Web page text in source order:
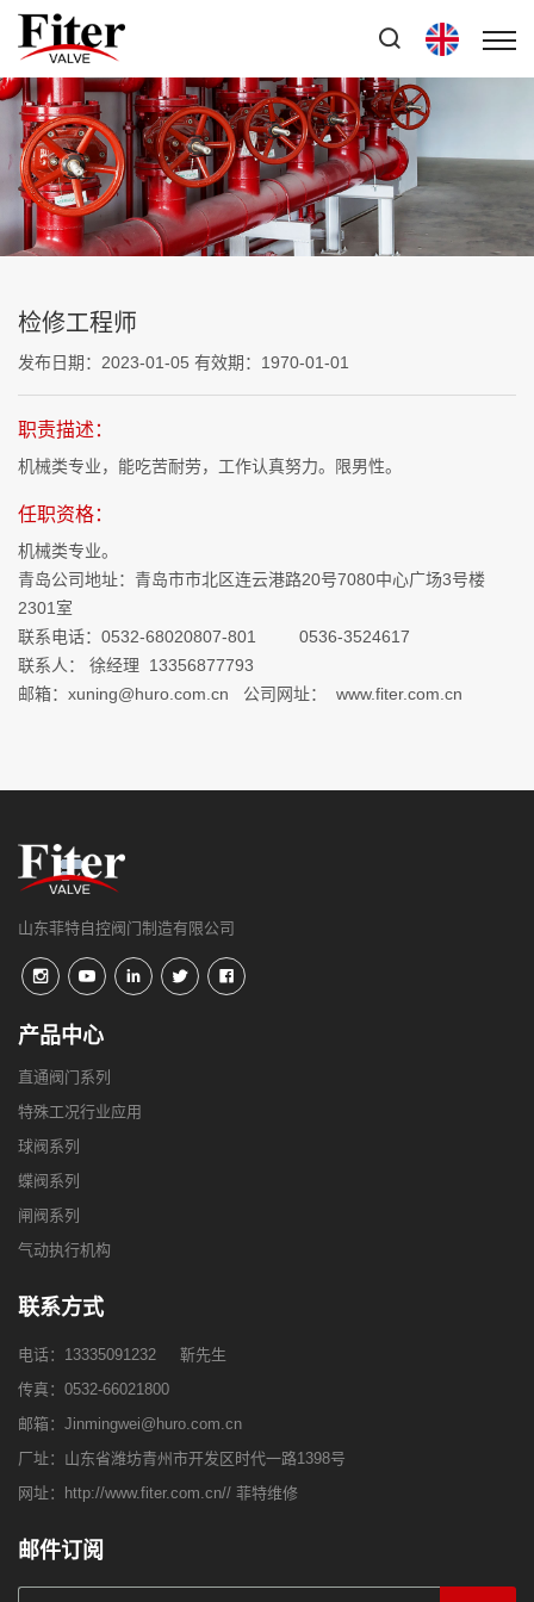
检修工程师
发布日期：2023-01-05 有效期：1970-01-01
职责描述：
机械类专业，能吃苦耐劳，工作认真努力。限男性。
任职资格：
机械类专业。
青岛公司地址：青岛市市北区连云港路20号7080中心广场3号楼
2301室
联系电话：0532-68020807-801 0536-3524617
联系人： 徐经理 13356877793
邮箱：xuning@huro.com.cn 公司网址： www.fiter.com.cn
山东菲特自控阀门制造有限公司
产品中心
直通阀门系列
特殊工况行业应用
球阀系列
蝶阀系列
闸阀系列
气动执行机构
联系方式
电话： 13335091232 靳先生
传真：0532-66021800
邮箱： Jinmingwei@huro.com.cn
厂址：山东省潍坊青州市开发区时代一路1398号
网址： http://www.fiter.com.cn// 菲特维修
邮件订阅